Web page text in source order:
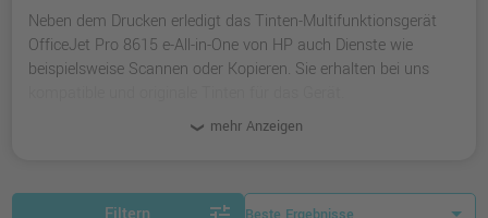
Neben dem Drucken erledigt das Tinten-Multifunktionsgerät
OfficeJet Pro 8615 e-All-in-One von HP auch Dienste wie
beispielsweise Scannen oder Kopieren. Sie erhalten bei uns
mehr Anzeigen